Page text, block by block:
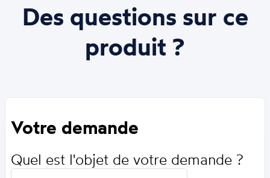
Des questions sur ce
produit ?
Votre demande
Quel est l'objet de votre demande ?